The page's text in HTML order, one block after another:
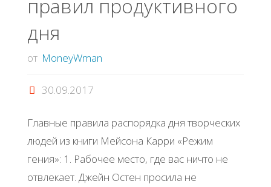
правил продуктивного
дня
от MoneyWman
30.09.2017
Главные правила распорядка дня творческих
людей из книги Мейсона Карри «Режим
гения»: 1. Рабочее место, где вас ничто не
отвлекает. Джейн Остен просила не